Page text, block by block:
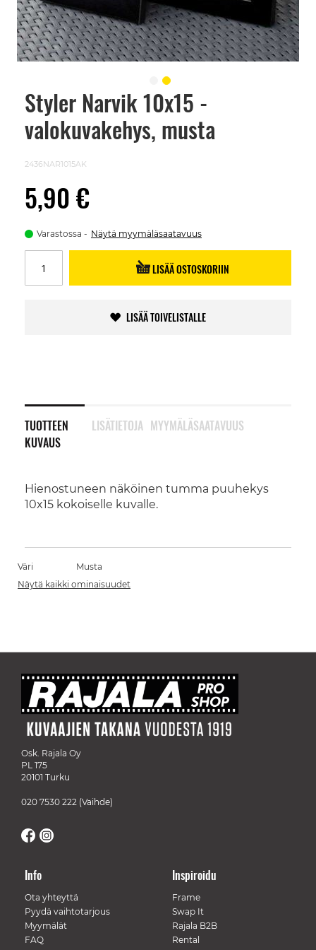
Styler Narvik 10x15 -
valokuvakehys, musta
2436NAR1015AK
5,90 €
Varastossa Näytä myymäläsaatavuus
LISÄÄ OSTOSKORIIN
LISÄÄ TOIVELISTALLE
TUOTTEEN
KUVAUS
Hienostuneen näköinen tumma puuhekys
10x15 kokoiselle kuvalle.
LISÄTIETOJA MYYMÄLÄSAATAVUUS
Skip
beginning
images
Väri
Musta
Näytä kaikki ominaisuudet
Osk. Rajala Oy
PL 175
20101 Turku
020 7530 222 (Vaihde)
Info
Ota yhteyttä
Pyydä vaihtotarjous
Myymälät
FAQ
Inspiroidu
Frame
Swap It
Rajala B2B
Rental